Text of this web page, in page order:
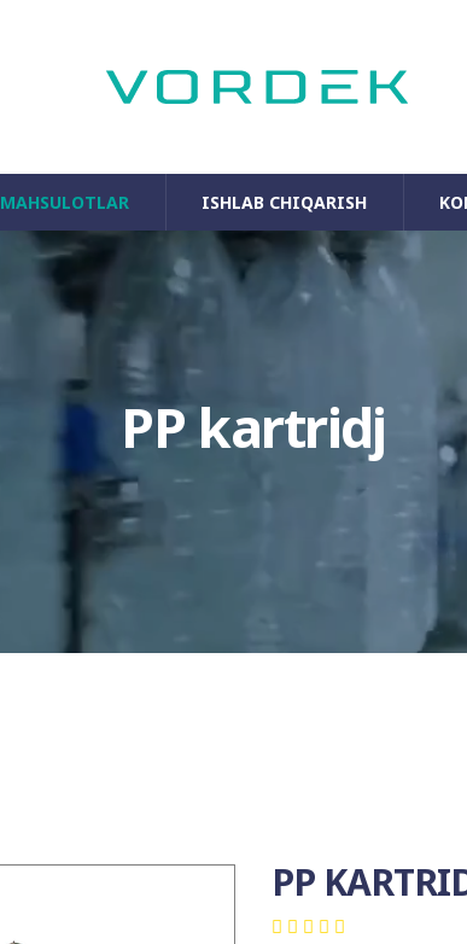
MAHSULOTLAR ISHLAB CHIQARISH
PP kartridj
PP